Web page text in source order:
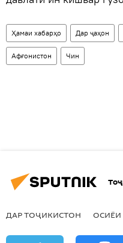
Ҳамаи хабарҳо Дар ҷаҳон
Афғонистон Чин
ДАР ТОҶИКИСТОН ОСИЁИ